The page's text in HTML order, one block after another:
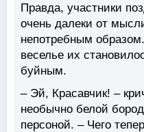
Правда, участники
очень далеки от
непотребным
веселье их
буйным.
– Эй, Красавчик! –
необычно белой
персоной. – Чего